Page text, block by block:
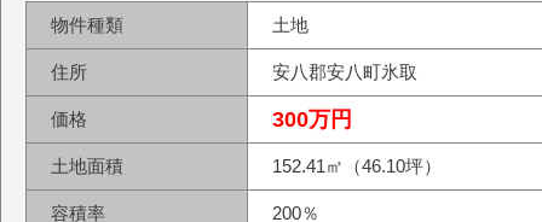
物件種類 土地
住所 安八郡安八町氷取
価格 300万円
土地面積 152.41㎡（46.10坪）
容積率 200％